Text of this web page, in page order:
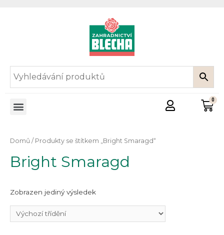
Domů / Produkty se štítkem „Bright Smaragd“
Bright Smaragd
Zobrazen jediný výsledek